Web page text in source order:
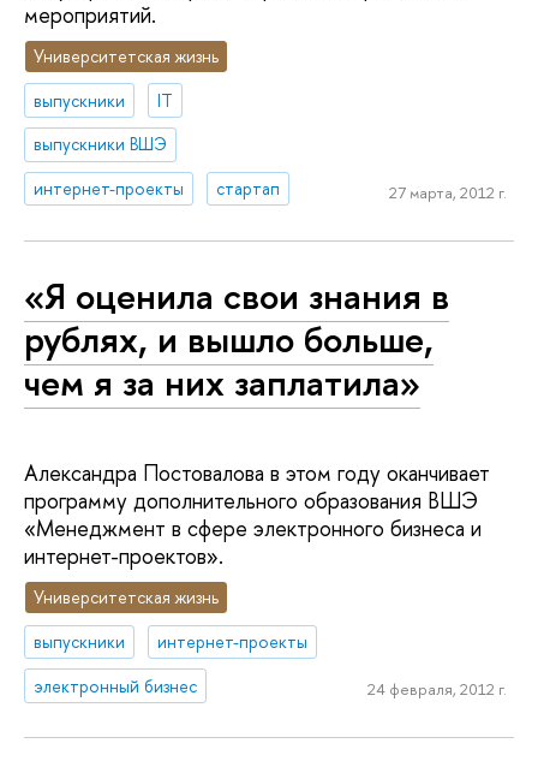
мероприятий.
Университетская жизнь
выпускники
IT
выпускники ВШЭ
интернет-проекты
стартап 27 марта, 2012 г.
«Я оценила свои знания в
рублях, и вышло больше,
чем я за них заплатила»
Александра Постовалова в этом году оканчивает
программу дополнительного образования ВШЭ
«Менеджмент в сфере электронного бизнеса и
интернет-проектов».
Университетская жизнь
выпускники
интернет-проекты
электронный бизнес
24 февраля, 2012 г.